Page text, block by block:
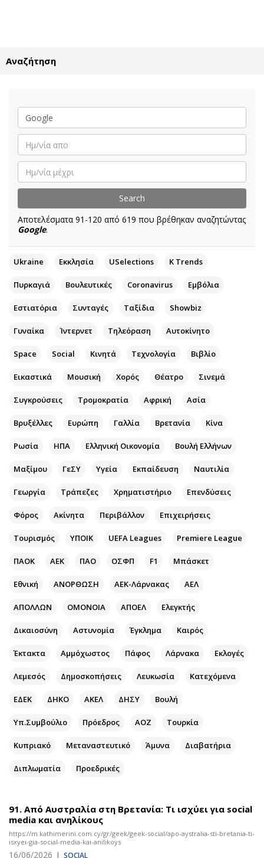
Κύπρος
Παιδεία
Υγεία
Πολιτική
Βουλευτικές 2026
Εκλογές 2024
Προεδρικές 2023
Διπλωματία
Κύπρος
Ελλάδα
Διεθνή
Οικονομική
Οικονομία
Real Estate
Αγορές
Money Review
AstroBank Properties
Ενέργεια
Ναυτιλία
Περιβάλλον
Κόσμος
Παράξενα
Θέατρο-Χορός
Μουσική
Χειρόγραφα
Αρθρογραφία
The Hill
Αγγελίες
Ενοικιάζονται
Πωλούνται
Θέσεις εργασίας
Κινητά-tablets
Social
Αφιερώματα
Πολιτική
Οικονομία
Αναδρομές
Πρόσωπα
Περιβάλλον
Γυναίκα
Showbiz
Έξοδος
Media
Podcasts
Uncut
Επιστολές
Αναζήτηση
Αποτελέσματα 91-120 από 619 που βρέθηκαν αναζητώντας
Google.
Ukraine Εκκλησία USelections K Τrends
Πυρκαγιά Βουλευτικές Coronavirus Εμβόλια
Εστιατόρια Συνταγές Ταξίδια Showbiz
Γυναίκα Ίντερνετ Τηλεόραση Αυτοκίνητο
Space Social Κινητά Τεχνολογία Βιβλίο
Εικαστικά Μουσική Χορός Θέατρο Σινεμά
Συγκρούσεις Τρομοκρατία Αφρική Ασία
Βρυξέλλες Ευρώπη Γαλλία Βρετανία Κίνα
Ρωσία ΗΠΑ Ελληνική Οικονομία Βουλή Ελλήνων
Μαξίμου ΓεΣΥ Υγεία Εκπαίδευση Ναυτιλία
Γεωργία Τράπεζες Χρηματιστήριο Επενδύσεις
Φόρος Ακίνητα Περιβάλλον Επιχειρήσεις
Τουρισμός ΥΠΟΙΚ UEFA Leagues Premiere League
ΠΑΟΚ ΑΕΚ ΠΑΟ ΟΣΦΠ F1 Μπάσκετ
Εθνική ΑΝΟΡΘΩΣΗ ΑΕΚ-Λάρνακας ΑΕΛ
ΑΠΟΛΛΩΝ ΟΜΟΝΟΙΑ ΑΠΟΕΛ Ελεγκτής
Δικαιοσύνη Αστυνομία Έγκλημα Καιρός
Έκτακτα Αμμόχωστος Πάφος Λάρνακα Εκλογές
Λεμεσός Δημοσκοπήσεις Λευκωσία Κατεχόμενα
ΕΔΕΚ ΔΗΚΟ ΑΚΕΛ ΔΗΣΥ Βουλή
Υπ.Συμβούλιο Πρόεδρος ΑΟΖ Τουρκία
Κυπριακό Μεταναστευτικό Άμυνα Διαβατήρια
Διπλωματία Προεδρικές
91. Από Αυστραλία στη Βρετανία: Τι ισχύει για social
media και ανηλίκους
https://m.kathimerini.com.cy/gr/geek/geek-social/apo-aystralia-sti-bretania-ti-
isxyei-gia-social-media-kai-anilikoys
16/06/2026 | SOCIAL